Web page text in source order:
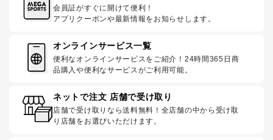
会員証がすぐに開けて便利！
アプリクーポンや最新情報をお知らせします。
オンラインサービス一覧
便利なオンラインサービスをご紹介！24時間365日商
品購入や便利なサービスがご利用可能。
ネットで注文 店舗で受け取り
店舗で受け取りなら送料無料！全店舗の中から受け取
り店舗をお選びいただけます。